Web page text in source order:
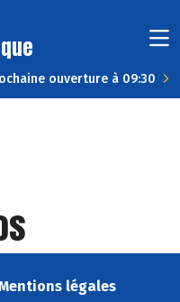
ouverture à 09:30
légales